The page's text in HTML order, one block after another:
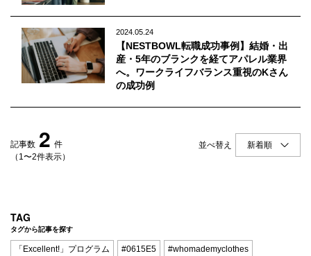
企業担当の方へ
企業ログイン
2024.05.24
【NESTBOWL転職成功事例】結婚・出
産・5年のブランクを経てアパレル業界
へ。ワークライフバランス重視のKさん
の成功例
記事数 2 件
（1〜2件表示）
並べ替え
TAG
タグから記事を探す
「Excellent!」プログラム #0615E5 #whomademyclothes